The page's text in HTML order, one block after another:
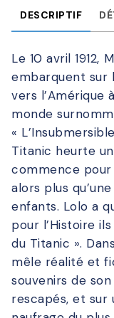
DESCRIPTIF
Le 10 avril 1912,
embarquent sur
vers l’Amérique
monde
«
Titanic heurte
commence pour
alors plus
enfants. Lolo a
pour l’Histoire
du Titanic ».
mêle réalité et
souvenirs de
rescapés, et sur